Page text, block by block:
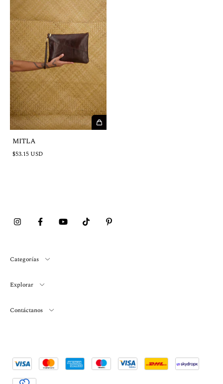
MITLA
$53.15 USD
Categorías
Explorar
Contáctanos